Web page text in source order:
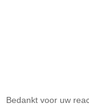
Bedankt voor uw